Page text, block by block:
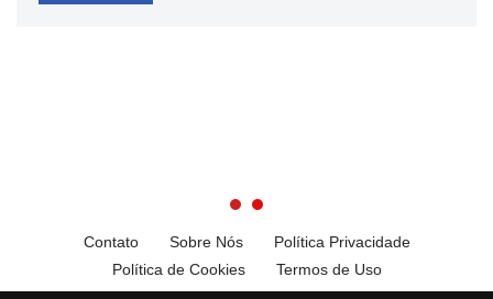
Contato Sobre Nós
Política Privacidade
Política de Cookies
Termos de Uso